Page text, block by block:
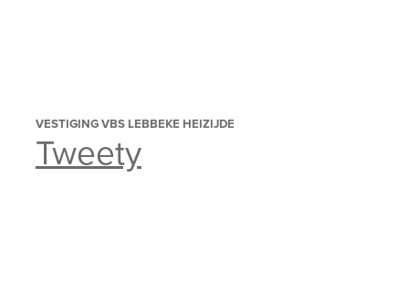
Tweety
VESTIGING VBS LEBBEKE HEIZIJDE